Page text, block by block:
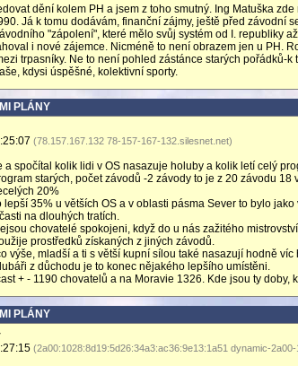
dění kolem PH a jsem z toho smutný. Ing Matuška
Já k tomu dodávám, finanční zájmy, ještě před závodní
"zápolení", které mělo svůj systém od I. republiky
i nové zájemce. Nicméně to není obrazem jen u PH.
trpasníky. Ne to není pohled zástánce starých pořádků-
kdysi úspěšné, kolektivní sporty.
PLÁNY
(78.157.167.132 78-157-167-132.silesnet.net)
a spočítal kolik lidi v OS nasazuje holuby a kolik letí celý
starých, počet závodů -2 závody to je z 20 závodu
20%
lepší 35% u větších OS a v oblasti pásma Sever to bylo jako
na dlouhých tratích.
chovatelé spokojeni, když do u nás zažitého
prostředků získaných z jiných závodů.
výše, mladší a ti s větší kupní sílou také nasazují hodně
z důchodu je to konec nějakého lepšího umístěni.
+ - 1190 chovatelů a na Moravie 1326. Kde jsou ty doby,
PLÁNY
(2a00:1028:8d19:5d26:34a3:ac36:9e13:1a51 dynamic-